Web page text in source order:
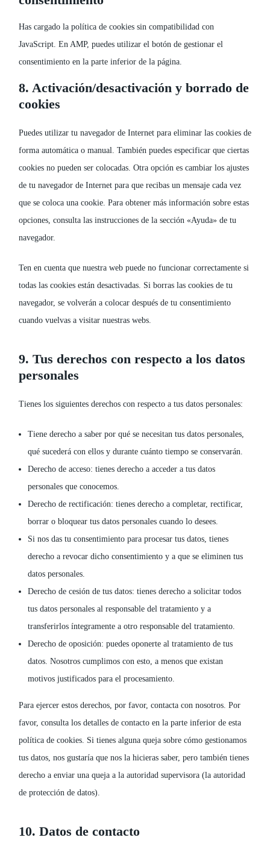
Has cargado la política de cookies sin compatibilidad con
JavaScript. En AMP, puedes utilizar el botón de gestionar el
consentimiento en la parte inferior de la página.
8. Activación/desactivación y borrado de
cookies
Puedes utilizar tu navegador de Internet para eliminar las cookies de
forma automática o manual. También puedes especificar que ciertas
cookies no pueden ser colocadas. Otra opción es cambiar los ajustes
de tu navegador de Internet para que recibas un mensaje cada vez
que se coloca una cookie. Para obtener más información sobre estas
opciones, consulta las instrucciones de la sección «Ayuda» de tu
navegador.
Ten en cuenta que nuestra web puede no funcionar correctamente si
todas las cookies están desactivadas. Si borras las cookies de tu
navegador, se volverán a colocar después de tu consentimiento
cuando vuelvas a visitar nuestras webs.
9. Tus derechos con respecto a los datos
personales
Tienes los siguientes derechos con respecto a tus datos personales:
Tiene derecho a saber por qué se necesitan tus datos personales,
qué sucederá con ellos y durante cuánto tiempo se conservarán.
Derecho de acceso: tienes derecho a acceder a tus datos
personales que conocemos.
Derecho de rectificación: tienes derecho a completar, rectificar,
borrar o bloquear tus datos personales cuando lo desees.
Si nos das tu consentimiento para procesar tus datos, tienes
derecho a revocar dicho consentimiento y a que se eliminen tus
datos personales.
Derecho de cesión de tus datos: tienes derecho a solicitar todos
tus datos personales al responsable del tratamiento y a
transferirlos íntegramente a otro responsable del tratamiento.
Derecho de oposición: puedes oponerte al tratamiento de tus
datos. Nosotros cumplimos con esto, a menos que existan
motivos justificados para el procesamiento.
Para ejercer estos derechos, por favor, contacta con nosotros. Por
favor, consulta los detalles de contacto en la parte inferior de esta
política de cookies. Si tienes alguna queja sobre cómo gestionamos
tus datos, nos gustaría que nos la hicieras saber, pero también tienes
derecho a enviar una queja a la autoridad supervisora (la autoridad
de protección de datos).
10. Datos de contacto